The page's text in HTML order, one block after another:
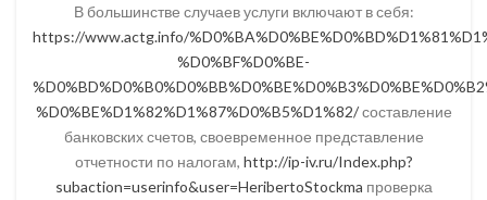
В большинстве случаев услуги включают в себя:
https://www.actg.info/
%D0%BF%D0%BE-
%D0%BE%D1%82%D1%87%D0%B5%D1%82/составление
банковских счетов, своевременное представление
отчетности по налогам, http://ip-iv.ru/Index.php?
subaction=userinfo&user=HeribertoStockma проверка